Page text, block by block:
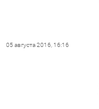
05 августа 2016, 16:16